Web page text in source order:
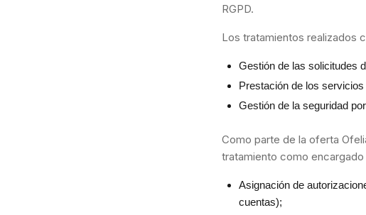
RGPD.
Los tratamientos realizados
Gestión de las solicitudes
Prestación de los servicios
Gestión de la seguridad
Como parte de la oferta
tratamiento como
Asignación de
cuentas);